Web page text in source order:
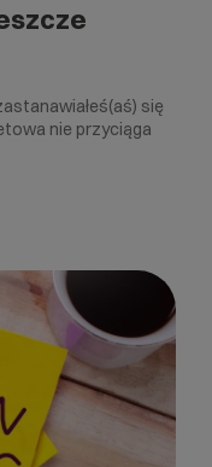
się
nie przyciąga